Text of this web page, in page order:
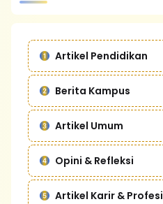
Artikel Pendidikan
Berita Kampus
Artikel Umum
Opini & Refleksi
Artikel Karir & Profesi